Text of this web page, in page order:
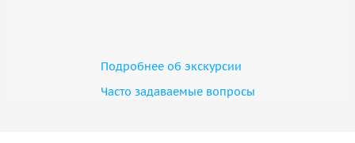
Подробнее об экскурсии
Часто задаваемые вопросы